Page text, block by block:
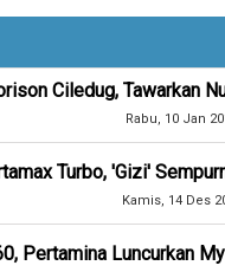
Ciledug, Tawarkan
Rabu, 10 Jan
Turbo, 'Gizi'
Kamis, 14 Des
Pertamina Luncurkan